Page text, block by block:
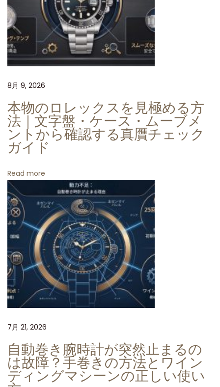
4
1
m
m
ジ
ビ
リ
ー
ブ
ル
ー
ダ
イ
ヤ
ル
：
ク
リ
ー
ン
フ
ァ
ク
リ
ー
の
8月 9, 2026
本物のロレックスを見極める方
法｜文字盤・ケース・ムーブメ
ントから確認する真贋チェック
ガイド
Read more
7月 21, 2026
自動巻き腕時計が突然止まるの
は故障？手巻きの方法とワイン
ディングマシーンの正しい使い